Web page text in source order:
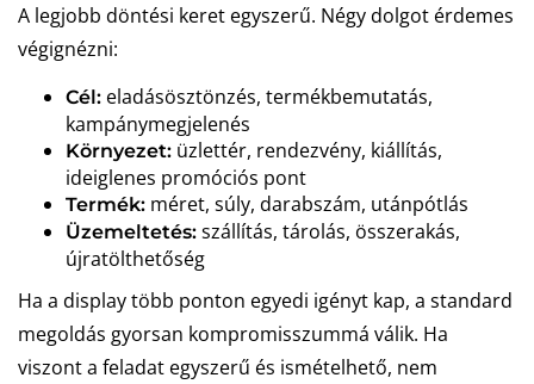
A legjobb döntési keret egyszerű. Négy dolgot érdemes
végignézni:
Cél: eladásösztönzés, termékbemutatás,
kampánymegjelenés
Környezet: üzlettér, rendezvény, kiállítás,
ideiglenes promóciós pont
Termék: méret, súly, darabszám, utánpótlás
Üzemeltetés: szállítás, tárolás, összerakás,
újratölthetőség
Ha a display több ponton egyedi igényt kap, a standard
megoldás gyorsan kompromisszummá válik. Ha
viszont a feladat egyszerű és ismételhető, nem